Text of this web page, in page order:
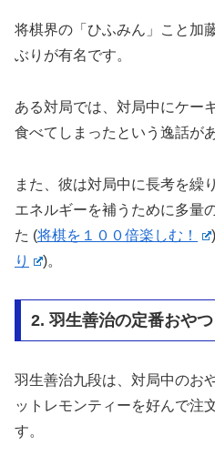
将棋界の「ひふみん」こと加
ぶりが有名です。
ある対局では、対局中にケー
食べてしまったという逸話が
また、彼は対局中に長考を繰
エネルギーを補うために多量
た​ (将棋を１００倍楽しむ！ )
り
)​。
2. 羽生善治の定番おやつ
羽生善治九段は、対局中のお
ットレモンティーを好んで注
す。